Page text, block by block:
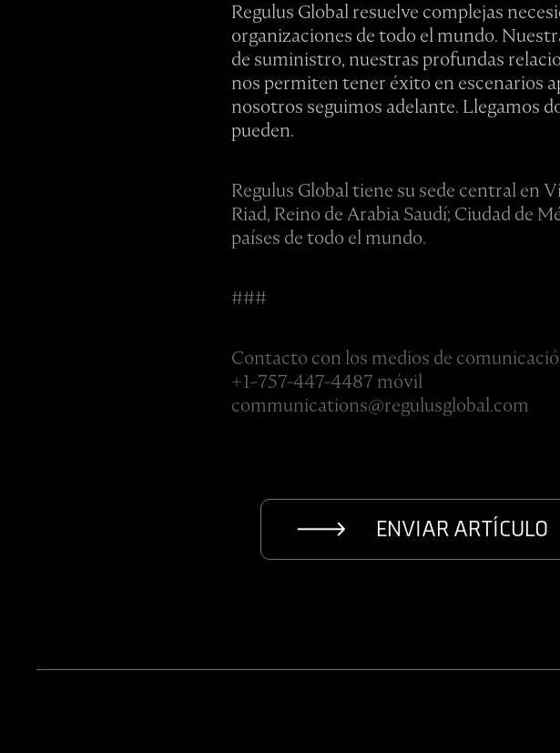
Regulus Global resuelve complejas
organizaciones de todo el mundo.
de suministro, nuestras profundas
nos permiten tener éxito en escenarios
nosotros seguimos adelante. Llegamos
pueden.
Regulus Global tiene su sede central en
Riad, Reino de Arabia Saudí; Ciudad de
países de todo el mundo.
###
Contacto con los medios de
+1-757-447-4487 móvil
communications@regulusglobal.com
ENVIAR ARTÍCULO